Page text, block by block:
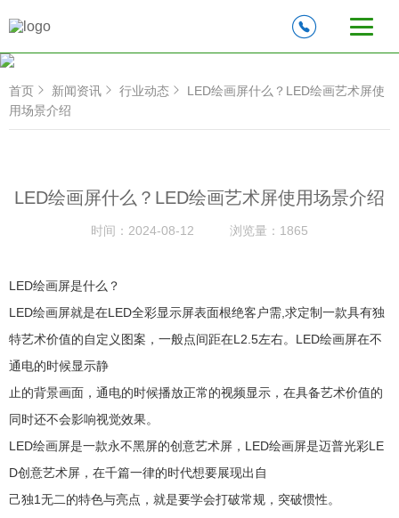
首页 新闻资讯 行业动态
LED绘画屏什么？LED绘画艺术屏使
用场景介绍
LED绘画屏什么？LED绘画艺术屏使用场景介绍
时间： 2024-08-12 浏览量： 1865
LED绘画屏是什么？
LED绘画屏就是在LED全彩显示屏表面根绝客户需,求定制一款具有独
特艺术价值的自定义图案，一般点间距在L2.5左右。LED绘画屏在不
通电的时候显示静
止的背景画面，通电的时候播放正常的视频显示，在具备艺术价值的
同时还不会影响视觉效果。
LED绘画屏是一款永不黑屏的创意艺术屏，LED绘画屏是迈普光彩LE
D创意艺术屏，在千篇一律的时代想要展现出自
己独1无二的特色与亮点，就是要学会打破常规，突破惯性。